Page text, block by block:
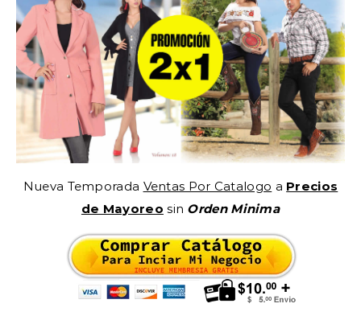
Nueva Temporada Ventas Por Catalogo a Precios
de Mayoreo sin Orden Minima